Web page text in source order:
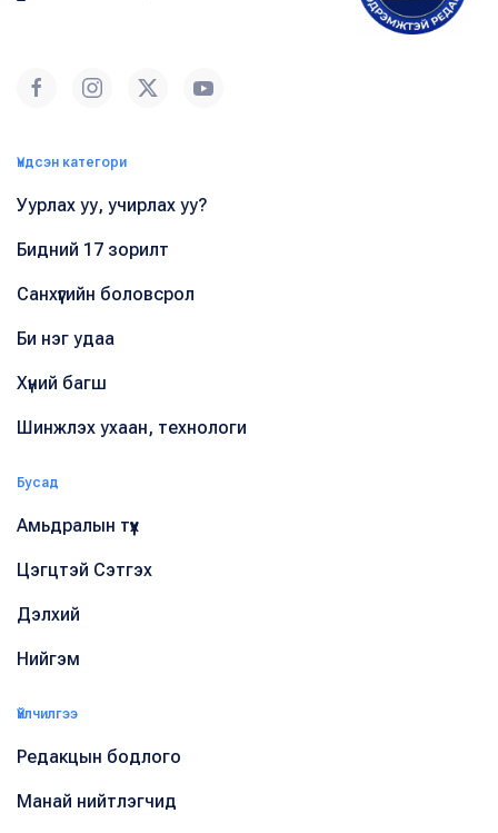
Үндсэн категори
Уурлах уу, учирлах уу?
Бидний 17 зорилт
Санхүүгийн боловсрол
Би нэг удаа
Хүний багш
Шинжлэх ухаан, технологи
Бусад
Амьдралын түүх
Цэгцтэй Сэтгэх
Дэлхий
Нийгэм
Үйлчилгээ
Редакцын бодлого
Манай нийтлэгчид